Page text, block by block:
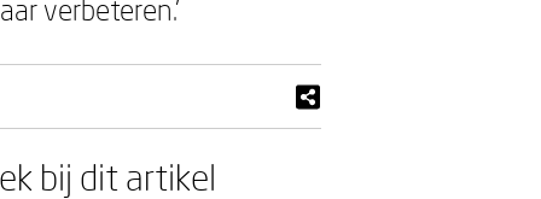
verbeteren.’
bij dit artikel